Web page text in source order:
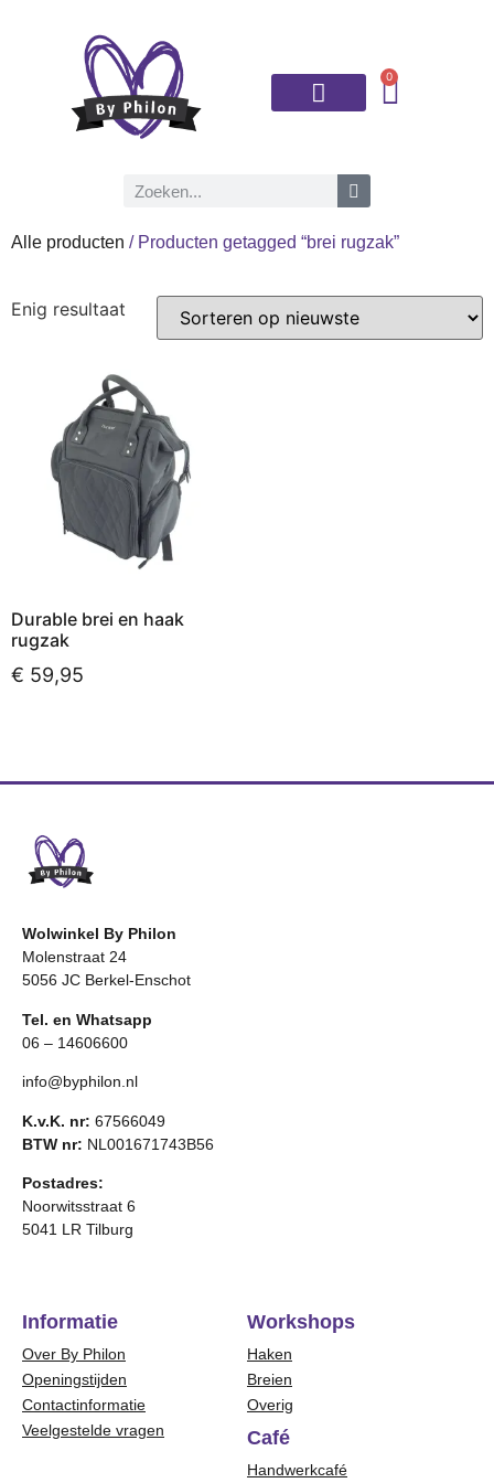
0
Alle producten / Producten getagged “brei rugzak”
Enig resultaat
Durable brei en haak
rugzak
€ 59,95
Wolwinkel By Philon
Molenstraat 24
5056 JC Berkel-Enschot
Tel. en Whatsapp
06 – 14606600
info@byphilon.nl
K.v.K. nr: 67566049
BTW nr: NL001671743B56
Postadres:
Noorwitsstraat 6
5041 LR Tilburg
Informatie
Over By Philon
Openingstijden
Contactinformatie
Veelgestelde vragen
Workshops
Haken
Breien
Overig
Café
Handwerkcafé